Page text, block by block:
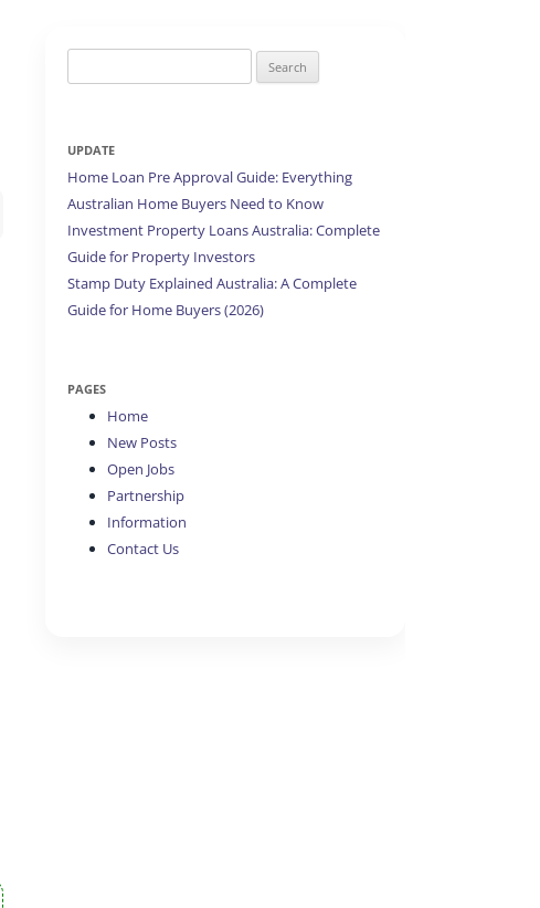
for:
UPDATE
Home Loan Pre Approval Guide: Everything
Australian Home Buyers Need to Know
Investment Property Loans Australia: Complete
Guide for Property Investors
Stamp Duty Explained Australia: A Complete
Guide for Home Buyers (2026)
PAGES
Home
New Posts
Open Jobs
Partnership
Information
Contact Us